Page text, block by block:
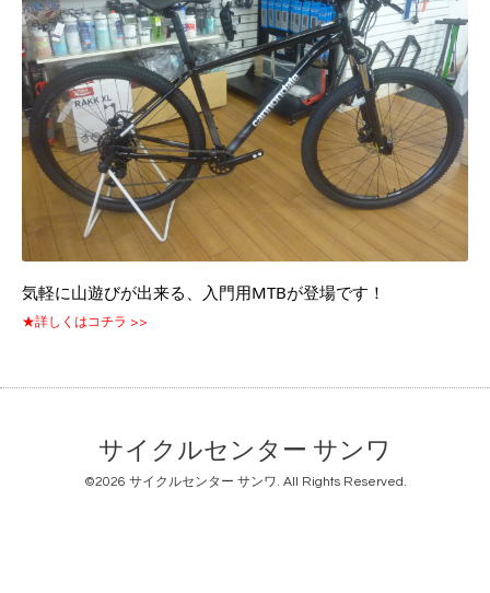
気軽に山遊びが出来る、入門用MTBが登場です！
★詳しくはコチラ >>
サイクルセンター サンワ
©2026 サイクルセンター サンワ. All Rights Reserved.